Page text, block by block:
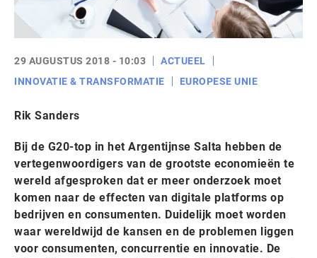
29 AUGUSTUS 2018 - 10:03
ACTUEEL
INNOVATIE & TRANSFORMATIE
EUROPESE UNIE
Rik Sanders
Bij de G20-top in het Argentijnse Salta hebben de
vertegenwoordigers van de grootste economieën te
wereld afgesproken dat er meer onderzoek moet
komen naar de effecten van digitale platforms op
bedrijven en consumenten. Duidelijk moet worden
waar wereldwijd de kansen en de problemen liggen
voor consumenten, concurrentie en innovatie. De